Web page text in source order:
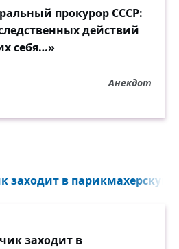
прокурор СССР:
действий
себя…»
Анекдот
заходит в парикмахерскую.
заходит в